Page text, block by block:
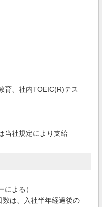
育、社内TOEIC(R)テス
当社規定により支給
による）
は、入社半年経過後の